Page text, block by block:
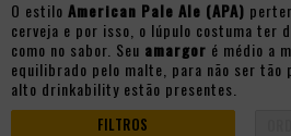
O estilo American Pale Ale (APA)
cerveja e por isso, o lúpulo costuma ter
como no sabor. Seu amargor é médio a
equilibrado pelo malte, para não ser tão
alto drinkability estão presentes.
FILTROS